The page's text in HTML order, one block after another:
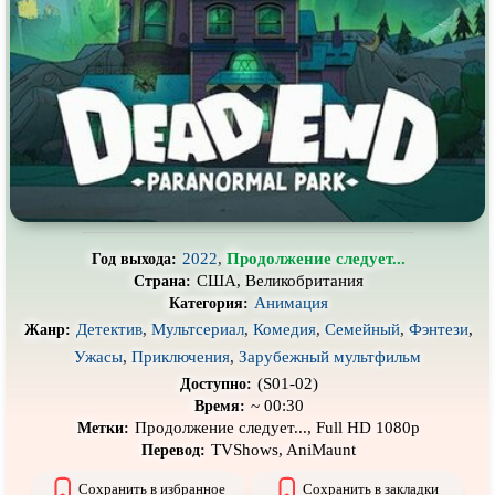
Про гангстеров Про гонки
Про деревню Про динозавров
Про драконов Про животных
Про зомби Про инопланетян
Про корабли и подводные
лодки
Про космос
Про любовь Про маньяков исерийных
Про мафию
Про оборотней
Про подростков
Про самолёты
Про собак Про снайперов
Про танки
Год выхода: 2022, Продолжение следует...
Страна: США, Великобритания
Категория: Анимация
Жанр: Детектив, Мультсериал, Комедия, Семейный, Фэнтези,
Ужасы, Приключения, Зарубежный мультфильм
Доступно: (S01-02)
Время: ~ 00:30
Метки: Продолжение следует..., Full HD 1080p
Перевод: TVShows, AniMaunt
Сохранить в избранное Сохранить в закладки